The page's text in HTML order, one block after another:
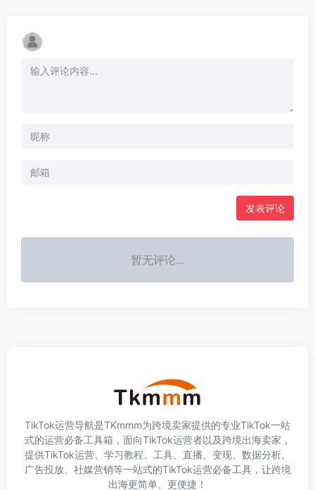
发表评论
暂无评论...
TikTok运营导航是TKmmm为跨境卖家提供的专业TikTok一站
式的运营必备工具箱，面向TikTok运营者以及跨境出海卖家，
提供TikTok运营、学习教程、工具、直播、变现、数据分析、
广告投放、社媒营销等一站式的TikTok运营必备工具，让跨境
出海更简单、更便捷！